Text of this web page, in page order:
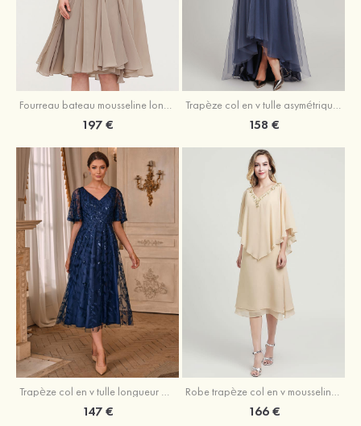
Fourreau bateau mousseline longueur genou robe de mère de la mariée avec appliqué plissé veste
197 €
Trapèze col en v tulle asymétrique robe de mère de la mariée
158 €
Trapèze col en v tulle longueur mollet robe de mère de la mariée avec appliqué paillettes ceinture
147 €
Robe trapèze col en v mousseline longueur mollet robe de mère de la mariée avec perle
166 €